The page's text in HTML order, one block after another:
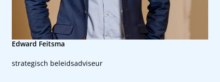
strategisch beleidsadviseur
Edward Feitsma